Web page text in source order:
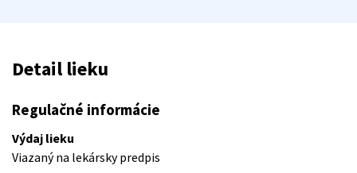
Detail lieku
Regulačné informácie
Výdaj lieku
Viazaný na lekársky predpis